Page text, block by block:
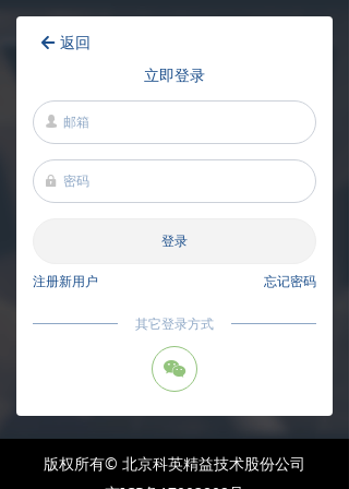
넙
넱
登录
注册新用户 忘记密码
其它登录方式
너
立即登录
녔 返回
版权所有© 北京科英精益技术股份公司